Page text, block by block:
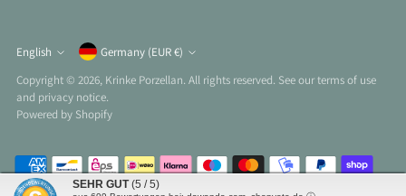
Language
English Currency
Germany (EUR €)
Copyright © 2026, Krinke Porzellan. All rights reserved. See our terms of use
and privacy notice.
Powered by Shopify
SEHR GUT (5 / 5)